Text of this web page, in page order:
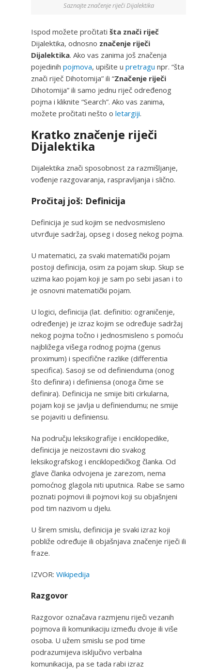
Saznajte značenje riječi Dijalektika
Ispod možete pročitati šta znači riječ
Dijalektika, odnosno značenje riječi
Dijalektika. Ako vas zanima još značenja
pojedinih pojmova, upišite u pretragu npr. “šta
znači riječ Dihotomija” ili “Značenje riječi
Dihotomija” ili samo jednu riječ određenog
pojma i kliknite “Search”. Ako vas zanima,
možete pročitati nešto o letargiji.
Kratko značenje riječi
Dijalektika
Dijalektika znači sposobnost za razmišljanje,
vođenje razgovaranja, raspravljanja i slično.
Pročitaj još: Definicija
Definicija je sud kojim se nedvosmisleno
utvrđuje sadržaj, opseg i doseg nekog pojma.
U matematici, za svaki matematički pojam
postoji definicija, osim za pojam skup. Skup se
uzima kao pojam koji je sam po sebi jasan i to
je osnovni matematički pojam.
U logici, definicija (lat. definitio: ograničenje,
određenje) je izraz kojim se određuje sadržaj
nekog pojma točno i jednosmisleno s pomoću
najbližega višega rodnog pojma (genus
proximum) i specifične razlike (differentia
specifica). Sasoji se od definienduma (onog
što definira) i definiensa (onoga čime se
definira). Definicija ne smije biti cirkularna,
pojam koji se javlja u definiendumu; ne smije
se pojaviti u definiensu.
Na području leksikografije i enciklopedike,
definicija je neizostavni dio svakog
leksikografskog i enciklopedičkog članka. Od
glave članka odvojena je zarezom, nema
pomoćnog glagola niti uputnica. Rabe se samo
poznati pojmovi ili pojmovi koji su objašnjeni
pod tim nazivom u djelu.
U širem smislu, definicija je svaki izraz koji
pobliže određuje ili objašnjava značenje riječi ili
fraze.
IZVOR: Wikipedija
Razgovor
Razgovor označava razmjenu riječi vezanih
pojmova ili komunikaciju između dvoje ili više
osoba. U užem smislu se pod time
podrazumijeva isključivo verbalna
komunikacija, pa se tada rabi izraz